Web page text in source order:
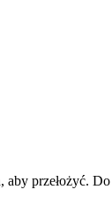
przełożyć.